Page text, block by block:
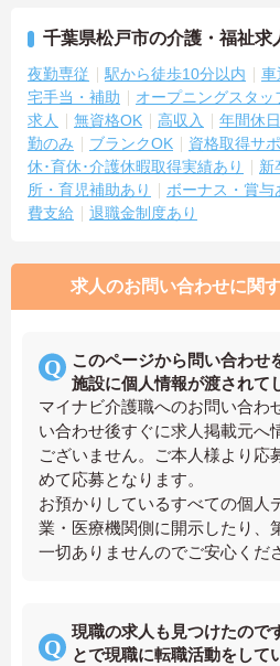
千葉県松戸市の介護・福祉求
夜勤専従 駅から徒歩10分以内 車
宅手当・補助
オープニングスタッ
求人
無資格OK 高収入 年間休
勤のみ
ブランクOK 資格取得サ
休･育休･介護休暇取得実績あり
新
所・育児補助あり
ボーナス・賞与
費支給
退職金制度あり
求人のお問い合わせに関
このページから問い合わせ
施設に個人情報が渡されて
マイナビ介護職へのお問い合わ
い合わせ後すぐに求人掲載元へ
ございません。ご本人様より応
めて応募となります。
お預かりしているすべての個人
業・医療機関側に開示したり、
一切ありませんのでご安心くだ
現職の求人も見つけたので
とで現職に転職活動をして